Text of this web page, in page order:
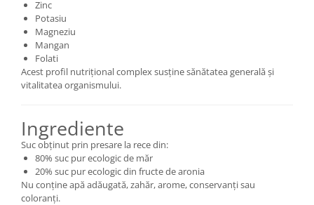
Zinc
Potasiu
Magneziu
Mangan
Folati
Acest profil nutrițional complex susține sănătatea generală și
vitalitatea organismului.
Ingrediente
Suc obținut prin presare la rece din:
80% suc pur ecologic de măr
20% suc pur ecologic din fructe de aronia
Nu conține apă adăugată, zahăr, arome, conservanți sau
coloranți.